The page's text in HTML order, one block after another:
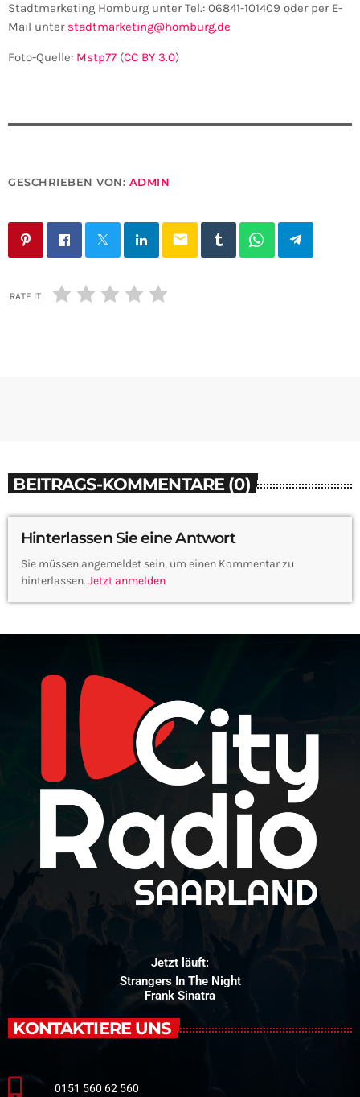
Stadtmarketing Homburg unter Tel.: 06841-101409 oder per E-
Mail unter stadtmarketing@homburg.de
Foto-Quelle: Mstp77 (CC BY 3.0)
GESCHRIEBEN VON: ADMIN
email
RATE IT
BEITRAGS-KOMMENTARE (0)
Hinterlassen Sie eine Antwort
Sie müssen angemeldet sein, um einen Kommentar zu
hinterlassen. Jetzt anmelden
Jetzt läuft:
Strangers In The Night
Frank Sinatra
KONTAKTIERE UNS
0151 560 62 560